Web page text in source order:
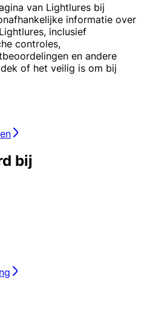
van Lightlures bij
informatie over
inclusief
controles,
en andere
of het veilig is om bij
bij